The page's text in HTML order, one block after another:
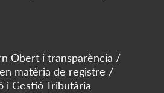
Obert i transparència
matèria de registre
i Gestió Tributària